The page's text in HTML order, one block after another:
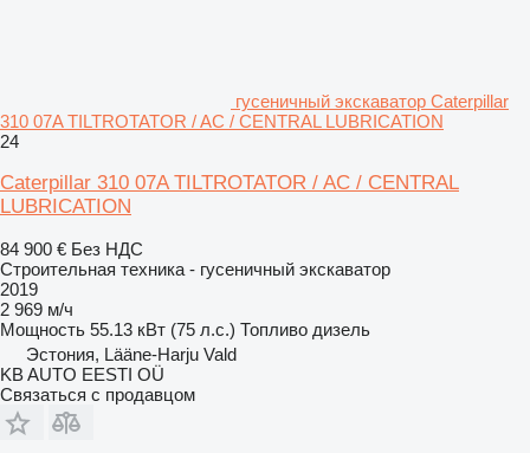
гусеничный экскаватор Caterpillar
310 07A TILTROTATOR / AC / CENTRAL LUBRICATION
24
Caterpillar 310 07A TILTROTATOR / AC / CENTRAL
LUBRICATION
84 900 € Без НДС
Строительная техника - гусеничный экскаватор
2019
2 969 м/ч
Мощность 55.13 кВт (75 л.с.) Топливо дизель
Эстония, Lääne-Harju Vald
KB AUTO EESTI OÜ
Связаться с продавцом